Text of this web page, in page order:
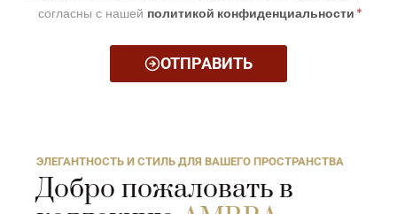
согласны с нашей политикой конфиденциальности *
ОТПРАВИТЬ
ЭЛЕГАНТНОСТЬ И СТИЛЬ ДЛЯ ВАШЕГО ПРОСТРАНСТВА
Добро пожаловать в